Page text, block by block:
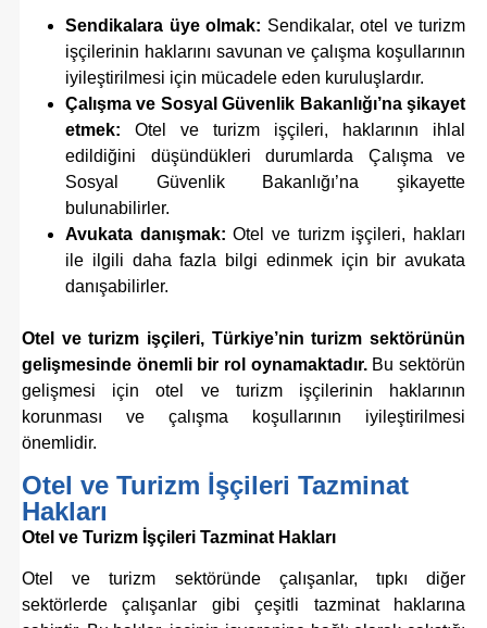
Sendikalara üye olmak: Sendikalar, otel ve turizm
işçilerinin haklarını savunan ve çalışma koşullarının
iyileştirilmesi için mücadele eden kuruluşlardır.
Çalışma ve Sosyal Güvenlik Bakanlığı’na şikayet
etmek: Otel ve turizm işçileri, haklarının ihlal
edildiğini düşündükleri durumlarda Çalışma ve
Sosyal Güvenlik Bakanlığı’na şikayette
bulunabilirler.
Avukata danışmak: Otel ve turizm işçileri, hakları
ile ilgili daha fazla bilgi edinmek için bir avukata
danışabilirler.
Otel ve turizm işçileri, Türkiye’nin turizm sektörünün
gelişmesinde önemli bir rol oynamaktadır.Bu sektörün
gelişmesi için otel ve turizm işçilerinin haklarının
korunması ve çalışma koşullarının iyileştirilmesi
önemlidir.
Otel ve Turizm İşçileri Tazminat
Hakları
Otel ve Turizm İşçileri Tazminat Hakları
Otel ve turizm sektöründe çalışanlar, tıpkı diğer
sektörlerde çalışanlar gibi çeşitli tazminat haklarına